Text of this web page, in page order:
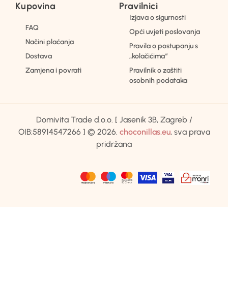
Kupovina
FAQ
Načini plaćanja
Dostava
Zamjena i povrati
Pravilnici
Izjava o sigurnosti
Opći uvjeti poslovanja
Pravila o postupanju s
„kolačićima“
Pravilnik o zaštiti
osobnih podataka
Domivita Trade d.o.o. [ Jasenik 3B, Zagreb /
OIB:58914547266 ] © 2026. choconillas.eu, sva prava
pridržana